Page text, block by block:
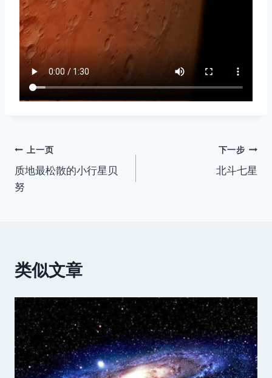
文
章
上一页
质地最松散的小行星贝
努
下一步
北斗七星
类似文章